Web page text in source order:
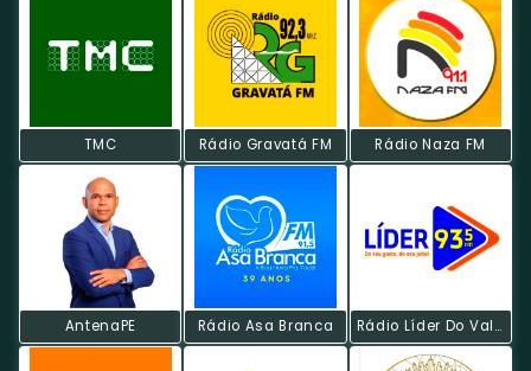
TMC Rádio Gravatá FM Rádio Naza FM
AntenaPE Rádio Asa Branca Rádio Líder Do Vale FM